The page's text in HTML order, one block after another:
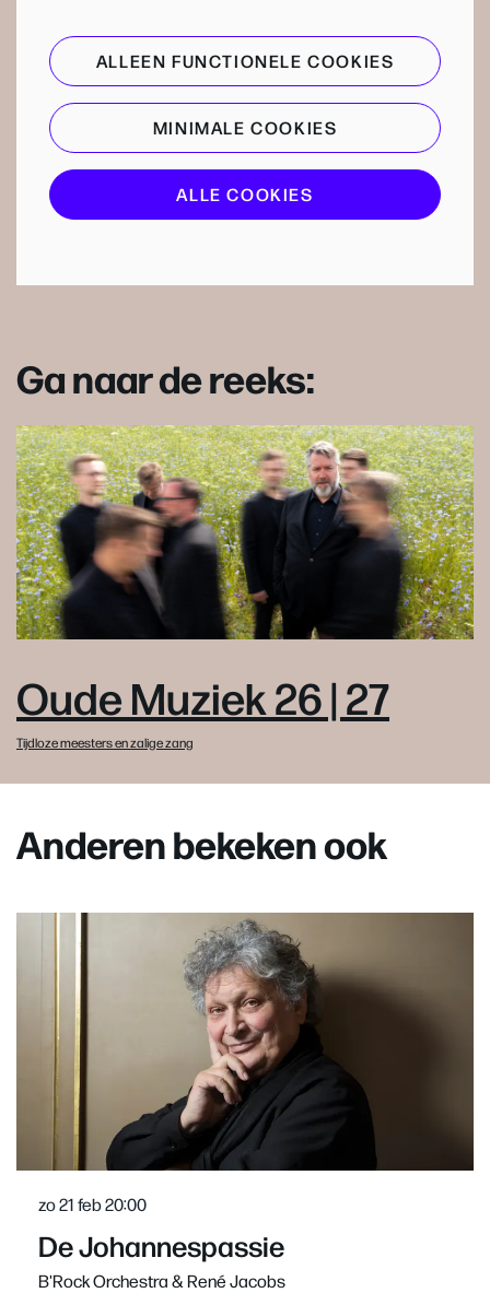
ALLEEN FUNCTIONELE COOKIES
MINIMALE COOKIES
ALLE COOKIES
Ga naar de reeks:
Oude Muziek 26 | 27
Tijdloze meesters en zalige zang
Anderen bekeken ook
De Johannespassie
B'Rock Orchestra & René Jacobs
zo 21 feb20:00